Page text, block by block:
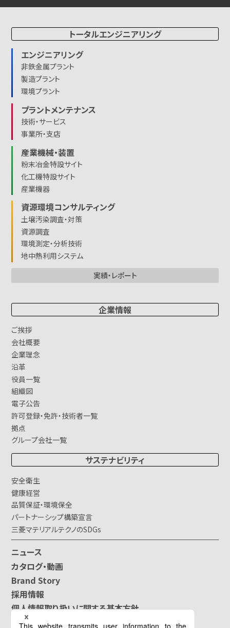
トータルエンジニアリング
エンジニアリング
非鉄金属プラント
製造プラント
環境プラント
プラントメンテナンス
技術・サービス
事業所・支店
産業機械・装置
粉末冶金特設サイト
化工機特設サイト
産業機器
資源環境コンサルティング
土壌汚染調査・対策
資源調査
環境測定・分析技術
地中熱利用システム
実績・レポート
企業情報
ご挨拶
会社概要
企業理念
沿革
役員一覧
組織図
電子公告
許可登録・免許・技術者一覧
拠点
グループ会社一覧
サステナビリティ
安全衛生
健康経営
品質保証・環境保全
パートナーシップ構築宣言
三菱マテリアルテクノのSDGs
ニュース
カタログ・動画
Brand Story
採用情報
個人情報取り扱いに関する基本方針
ソーシャルメディアガイドライン